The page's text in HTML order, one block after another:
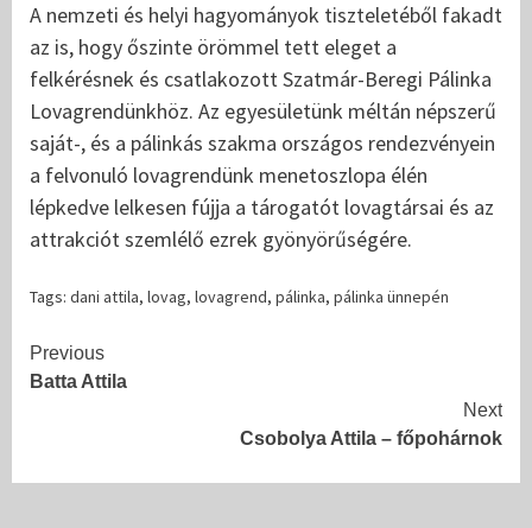
A nemzeti és helyi hagyományok tiszteletéből fakadt
az is, hogy őszinte örömmel tett eleget a
felkérésnek és csatlakozott Szatmár-Beregi Pálinka
Lovagrendünkhöz. Az egyesületünk méltán népszerű
saját-, és a pálinkás szakma országos rendezvényein
a felvonuló lovagrendünk menetoszlopa élén
lépkedve lelkesen fújja a tárogatót lovagtársai és az
attrakciót szemlélő ezrek gyönyörűségére.
Tags: dani attila, lovag, lovagrend, pálinka, pálinka ünnepén
Continue
Reading
Previous
Batta Attila
Next
Csobolya Attila – főpohárnok